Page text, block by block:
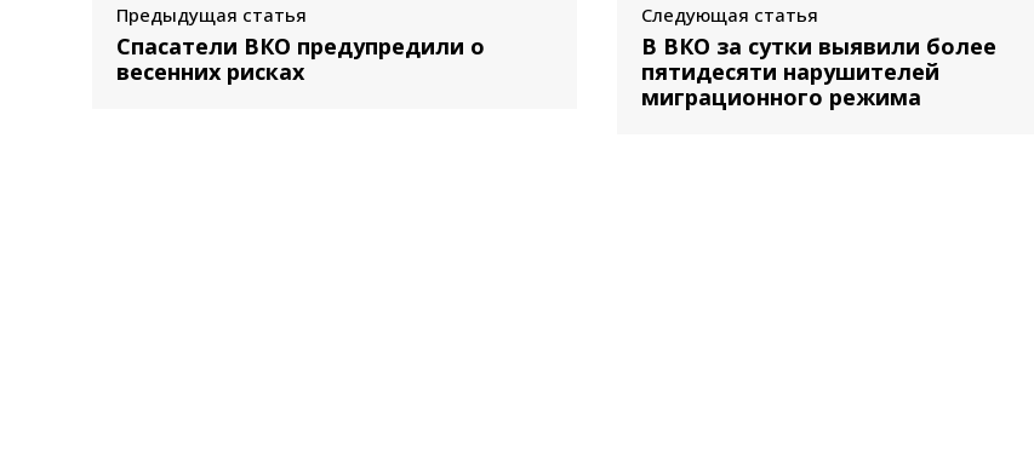
Предыдущая статья
Спасатели ВКО предупредили о
весенних рисках
Следующая статья
В ВКО за сутки выявили более
пятидесяти нарушителей
миграционного режима